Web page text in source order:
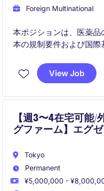
Foreign Multinational
本ポジションは、医薬
本の規制要件および国際
申請における海外ステ
View Job
【週3〜4在宅可能
グファーム】エグ
Tokyo
Permanent
¥5,000,000 -